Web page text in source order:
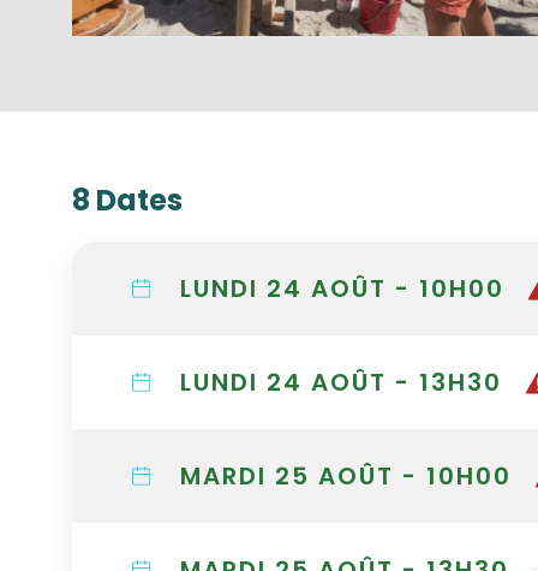
8 Dates
LUNDI 24 AOÛT - 10H00
LUNDI 24 AOÛT - 13H30
MARDI 25 AOÛT - 10H00